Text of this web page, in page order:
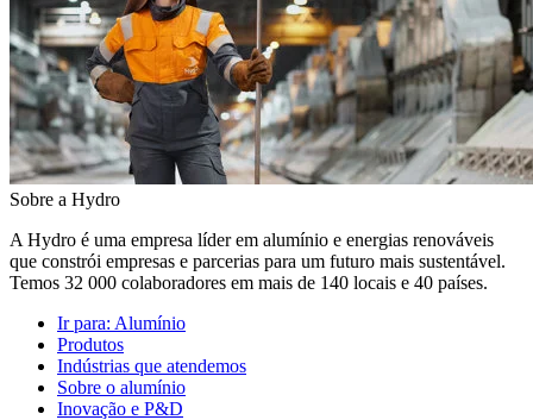
Sobre a Hydro
A Hydro é uma empresa líder em alumínio e energias renováveis
que constrói empresas e parcerias para um futuro mais sustentável.
Temos 32 000 colaboradores em mais de 140 locais e 40 países.
Ir para: Alumínio
Produtos
Indústrias que atendemos
Sobre o alumínio
Inovação e P&D